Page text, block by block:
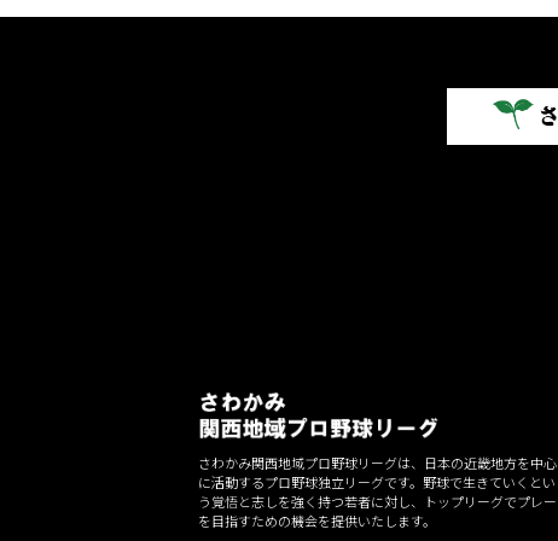
さわかみ関西地域プロ野球リーグは、日本の近畿地方を中心
に活動するプロ野球独立リーグです。野球で生きていくとい
う覚悟と志しを強く持つ若者に対し、トップリーグでプレー
を目指すための機会を提供いたします。